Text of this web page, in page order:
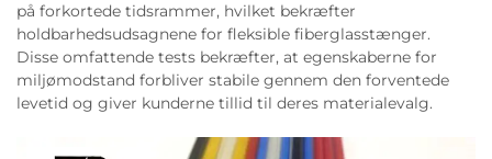
på forkortede tidsrammer, hvilket bekræfter
holdbarhedsudsagnene for fleksible fiberglasstænger.
Disse omfattende tests bekræfter, at egenskaberne for
miljømodstand forbliver stabile gennem den forventede
levetid og giver kunderne tillid til deres materialevalg.